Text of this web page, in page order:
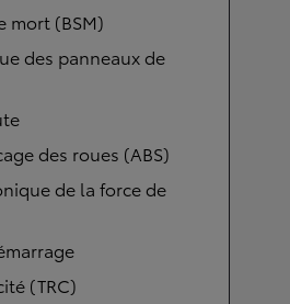
mort (BSM)
des panneaux de
des roues (ABS)
de la force de
(TRC)